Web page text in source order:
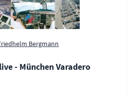
Bergmann
- München Varadero